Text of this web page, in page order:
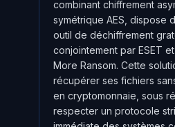
combinant chiffrement
symétrique AES, dispose
outil de déchiffrement
conjointement par ESET
More Ransom. Cette
récupérer ses fichiers
en cryptomonnaie, sous
respecter un protocole